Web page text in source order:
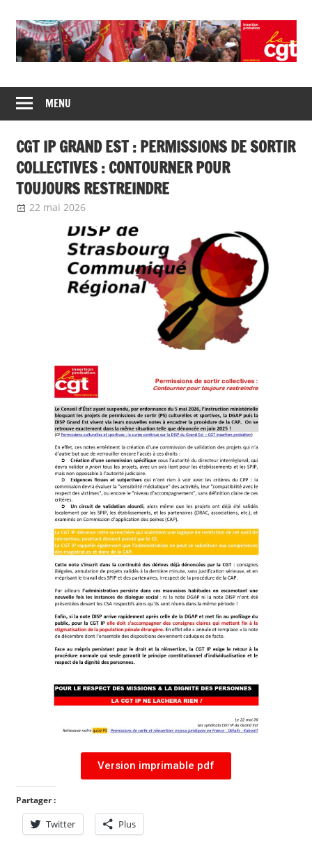
CGT
insertion
probation
de
syndicats
CGT
insertion
probation
MENU
CGT IP GRAND EST : PERMISSIONS DE SORTIR
COLLECTIVES : CONTOURNER POUR
TOUJOURS RESTREINDRE
22 mai 2026
Version imprimable pdf
Partager :
Twitter Plus